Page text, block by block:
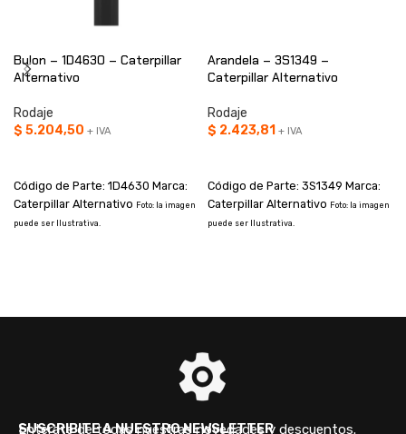
Bulon – 1D4630 – Caterpillar
Alternativo
Rodaje
$ 5.204,50 + IVA
Código de Parte: 1D4630 Marca:
Caterpillar Alternativo Foto: la imagen
puede ser Ilustrativa.
Arandela – 3S1349 –
Caterpillar Alternativo
Rodaje
$ 2.423,81 + IVA
Código de Parte: 3S1349 Marca:
Caterpillar Alternativo Foto: la imagen
puede ser Ilustrativa.
SUSCRIBITE A NUESTRO NEWSLETTER
Enterate de todas nuestras novedades y descuentos.